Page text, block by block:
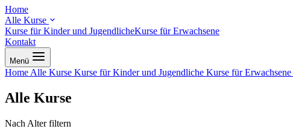
Home
Alle Kurse
Kurse für Kinder und JugendlicheKurse für Erwachsene
Kontakt
Menü
Home Alle Kurse Kurse für Kinder und Jugendliche Kurse für Erwachsene
Alle Kurse
Nach Alter filtern